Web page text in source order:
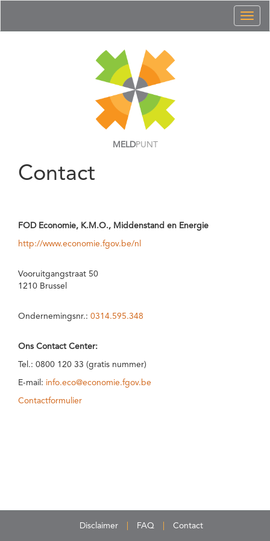
MELDPUNT
Contact
FOD Economie, K.M.O., Middenstand en Energie
http://www.economie.fgov.be/nl
Vooruitgangstraat 50
1210 Brussel
Ondernemingsnr.: 0314.595.348
Ons Contact Center:
Tel.: 0800 120 33 (gratis nummer)
E-mail: info.eco@economie.fgov.be
Contactformulier
Disclaimer FAQ Contact